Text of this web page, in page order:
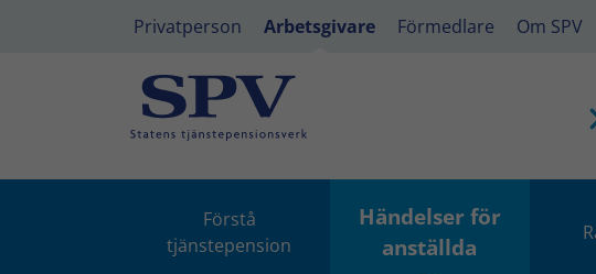
Privatperson Arbetsgivare Förmedlare Om SPV
Förstå
tjänstepension
Händelser för
anställda